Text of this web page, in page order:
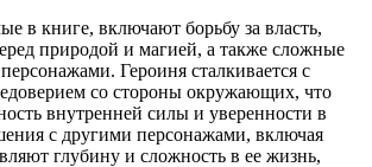
в книге, включают борьбу за власть,
природой и магией, а также сложные
Героиня сталкивается с
со стороны окружающих, что
внутренней силы и уверенности в
с другими персонажами, включая
глубину и сложность в ее жизнь,